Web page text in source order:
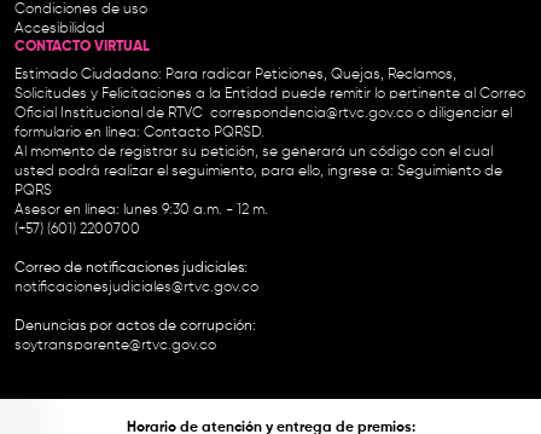
Condiciones de uso
Accesibilidad
CONTACTO VIRTUAL
Estimado Ciudadano: Para radicar Peticiones, Quejas, Reclamos,
Solicitudes y Felicitaciones a la Entidad puede remitir lo pertinente al Correo
Oficial Institucional de RTVC correspondencia@rtvc.gov.co o diligenciar el
formulario en línea: Contacto PQRSD.
Al momento de registrar su petición, se generará un código con el cual
usted podrá realizar el seguimiento, para ello, ingrese a: Seguimiento de
PQRS
Asesor en línea: lunes 9:30 a.m. - 12 m.
(+57) (601) 2200700
Correo de notificaciones judiciales:
notificacionesjudiciales@rtvc.gov.co
Denuncias por actos de corrupción:
soytransparente@rtvc.gov.co
Horario de atención y entrega de premios: